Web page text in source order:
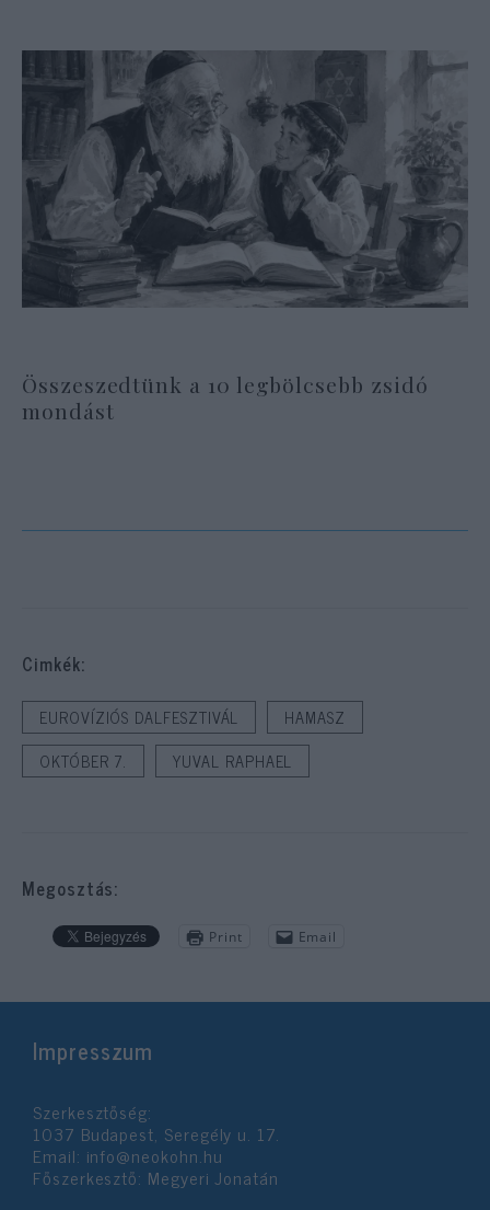
Összeszedtünk a 10 legbölcsebb zsidó
mondást
Cimkék:
EUROVÍZIÓS DALFESZTIVÁL
HAMASZ
OKTÓBER 7.
YUVAL RAPHAEL
Megosztás:
Print Email
Impresszum
Szerkesztőség:
1037 Budapest, Seregély u. 17.
Email: info@neokohn.hu
Főszerkesztő: Megyeri Jonatán